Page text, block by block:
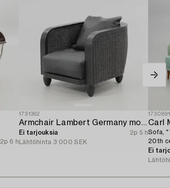
2p 6 h
1731362
Armchair Lambert Germany modern production.
Ei tarjouksia
2p 5 h
Lähtöhinta 3 000 SEK
Carl
Sofa,
20th
Ei